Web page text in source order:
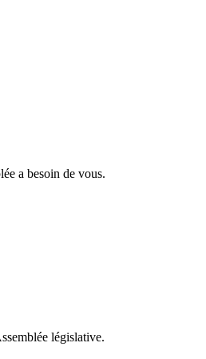
a besoin de vous.
législative.